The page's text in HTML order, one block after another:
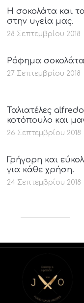
Η σοκολάτα και
στην υγεία μας.
28 Σεπτεμβρίου 2018
Ρόφημα
27 Σεπτεμβρίου 2018
Ταλιατέλες
κοτόπουλο και
26 Σεπτεμβρίου 2018
Γρήγορη και
για κάθε χρήση.
24 Σεπτεμβρίου 2018